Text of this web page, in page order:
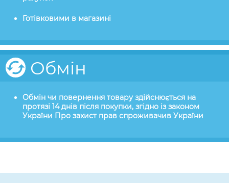
Готівковими в магазині
Обмін
Обмін чи повернення товару здійснюється на
протязі 14 днів після покупки, згідно із законом
України Про захист прав спроживачив України